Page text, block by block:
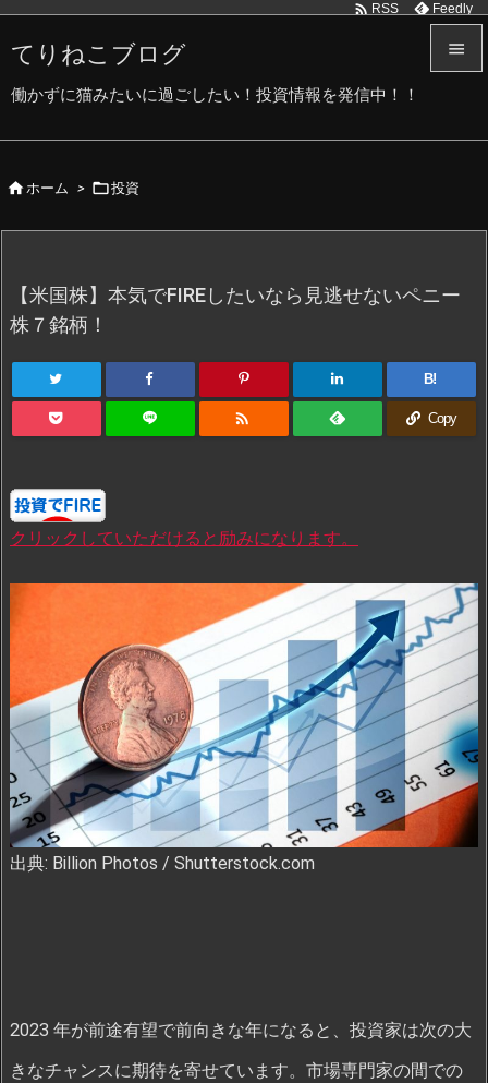
てりねこブログ
働かずに猫みたいに過ごしたい！投資情報を発信中！！

前へ
 RSS Feedly
ホーム > 投資
【米国株】本気でFIREしたいなら見逃せないペニー
株７銘柄！
B!
 Copy
クリックしていただけると励みになります。
出典: Billion Photos / Shutterstock.com
2023 年が前途有望で前向きな年になると、投資家は次の大
きなチャンスに期待を寄せています。市場専門家の間での